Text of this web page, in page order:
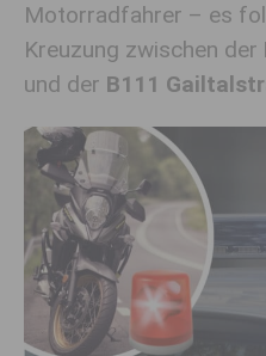
Motorradfahrer – es
Kreuzung zwischen der
und der B111